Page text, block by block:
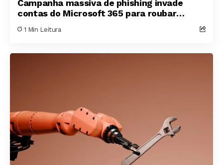
Campanha massiva de phishing invade
contas do Microsoft 365 para roubar
finanças
1 Min Leitura